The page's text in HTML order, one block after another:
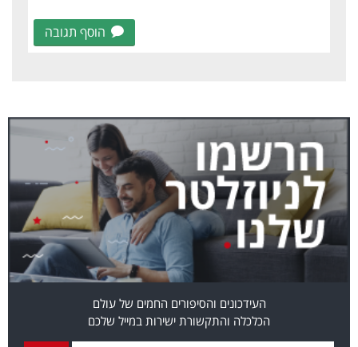
הוסף תגובה
העידכונים והסיפורים החמים של עולם
הכלכלה והתקשורת ישירות במייל שלכם